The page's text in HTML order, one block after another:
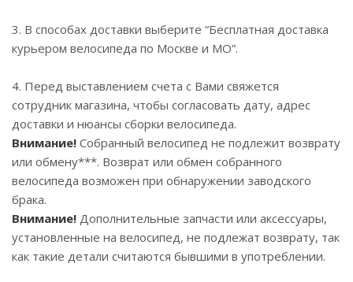
3. В способах доставки выберите “Бесплатная доставка
курьером велосипеда по Москве и МО”.
4. Перед выставлением счета с Вами свяжется
сотрудник магазина, чтобы согласовать дату, адрес
доставки и нюансы сборки велосипеда.
Внимание! Собранный велосипед не подлежит возврату
или обмену***. Возврат или обмен собранного
велосипеда возможен при обнаружении заводского
брака.
Внимание! Дополнительные запчасти или аксессуары,
установленные на велосипед, не подлежат возврату, так
как такие детали считаются бывшими в употреблении.